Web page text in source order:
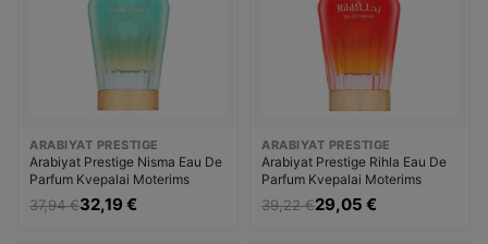
ARABIYAT PRESTIGE
Arabiyat Prestige Nisma Eau De
Parfum Kvepalai Moterims
37,94 €32,19 €
ARABIYAT PRESTIGE
Arabiyat Prestige Rihla Eau De
Parfum Kvepalai Moterims
39,22 €29,05 €